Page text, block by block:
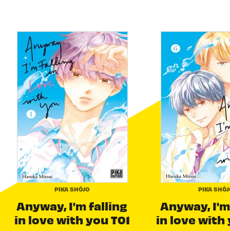
PIKA SHÔJO
Anyway, I'm falling
in love with you T01
PIKA
Anyway,
in love with